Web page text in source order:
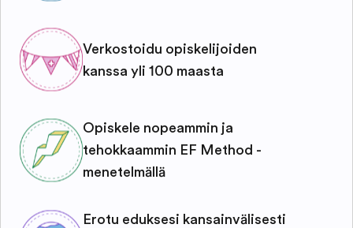
Verkostoidu opiskelijoiden
kanssa yli 100 maasta
Opiskele nopeammin ja
tehokkaammin EF Method -
menetelmällä
Erotu eduksesi kansainvälisesti